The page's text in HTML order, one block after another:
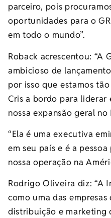
parceiro, pois
oportunidades para o
em todo o mundo”.
Roback acrescentou: “A
ambicioso de
por isso que estamos
Cris a bordo para liderar
nossa expansão geral no
“Ela é uma executiva
em seu país e é a
nossa operação na
Rodrigo Oliveira diz: “A
como uma das
distribuição e marketing